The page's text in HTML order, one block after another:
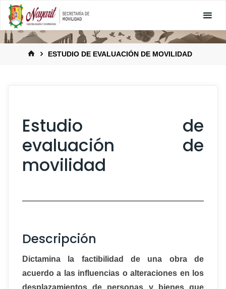
ESTUDIO DE EVALUACIÓN DE MOVILIDAD
Estudio de
evaluación de
movilidad
Descripción
Dictamina la factibilidad de una obra de
acuerdo a las influencias o alteraciones en los
desplazamientos de personas y bienes que